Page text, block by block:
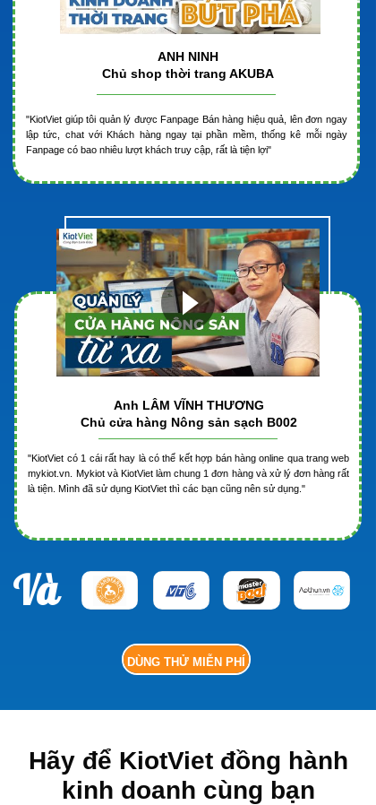
"KiotViet giúp tôi quản lý được Fanpage Bán hàng hiệu quả, lên đơn ngay
lập tức, chat với Khách hàng ngay tại phần mềm, thống kê mỗi ngày
Fanpage có bao nhiêu lượt khách truy cập, rất là tiện lợi"
ANH NINH
Chủ shop thời trang AKUBA
Anh LÂM VĨNH THƯƠNG
Chủ cửa hàng Nông sản sạch B002
"KiotViet có 1 cái rất hay là có thể kết hợp bán hàng online qua trang web
mykiot.vn. Mykiot và KiotViet làm chung 1 đơn hàng và xử lý đơn hàng rất
là tiện. Mình đã sử dụng KiotViet thì các bạn cũng nên sử dụng."
DÙNG THỬ MIỄN PHÍ
Và
Hãy để KiotViet đồng hành
kinh doanh cùng bạn